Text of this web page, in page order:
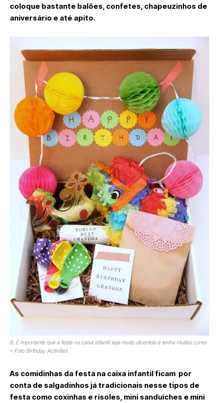
coloque bastante balões, confetes, chapeuzinhos de
aniversário e até apito.
6. É importante que a festa na caixa infantil seja muito divertida e tenha muitas cores
– Foto Birthday Activities
As comidinhas da festa na caixa infantil ficam por
conta de salgadinhos já tradicionais nesse tipos de
festa como coxinhas e risoles, mini sanduíches e mini